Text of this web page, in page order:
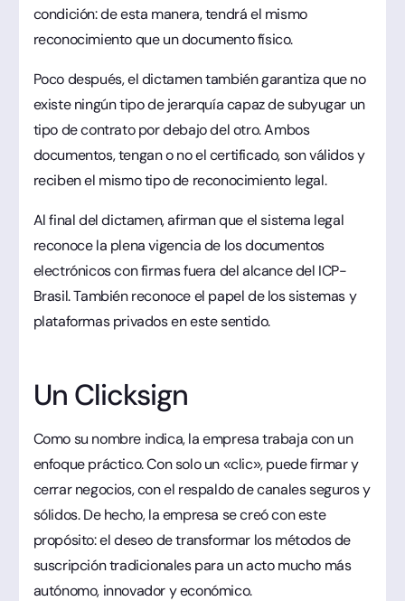
condición: de esta manera, tendrá el mismo
reconocimiento que un documento físico.
Poco después, el dictamen también garantiza que no
existe ningún tipo de jerarquía capaz de subyugar un
tipo de contrato por debajo del otro. Ambos
documentos, tengan o no el certificado, son válidos y
reciben el mismo tipo de reconocimiento legal.
Al final del dictamen, afirman que el sistema legal
reconoce la plena vigencia de los documentos
electrónicos con firmas fuera del alcance del ICP-
Brasil. También reconoce el papel de los sistemas y
plataformas privados en este sentido.
Un Clicksign
Como su nombre indica, la empresa trabaja con un
enfoque práctico. Con solo un «clic», puede firmar y
cerrar negocios, con el respaldo de canales seguros y
sólidos. De hecho, la empresa se creó con este
propósito: el deseo de transformar los métodos de
suscripción tradicionales para un acto mucho más
autónomo, innovador y económico.